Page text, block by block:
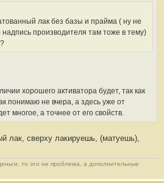
лак без базы и прайма ( ну не
надпись производителя там тоже в тему)
хорошего активатора будет, так как
понимаю не вчера, а здесь уже от
многое, а точнее от его свойств.
лак, сверху лакируешь, (матуешь),
то это не проблема, а дополнительные